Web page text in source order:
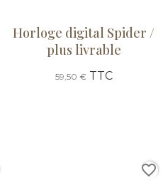
Horloge digital Spider /
plus livrable
59,50 €TTC
favorite_border